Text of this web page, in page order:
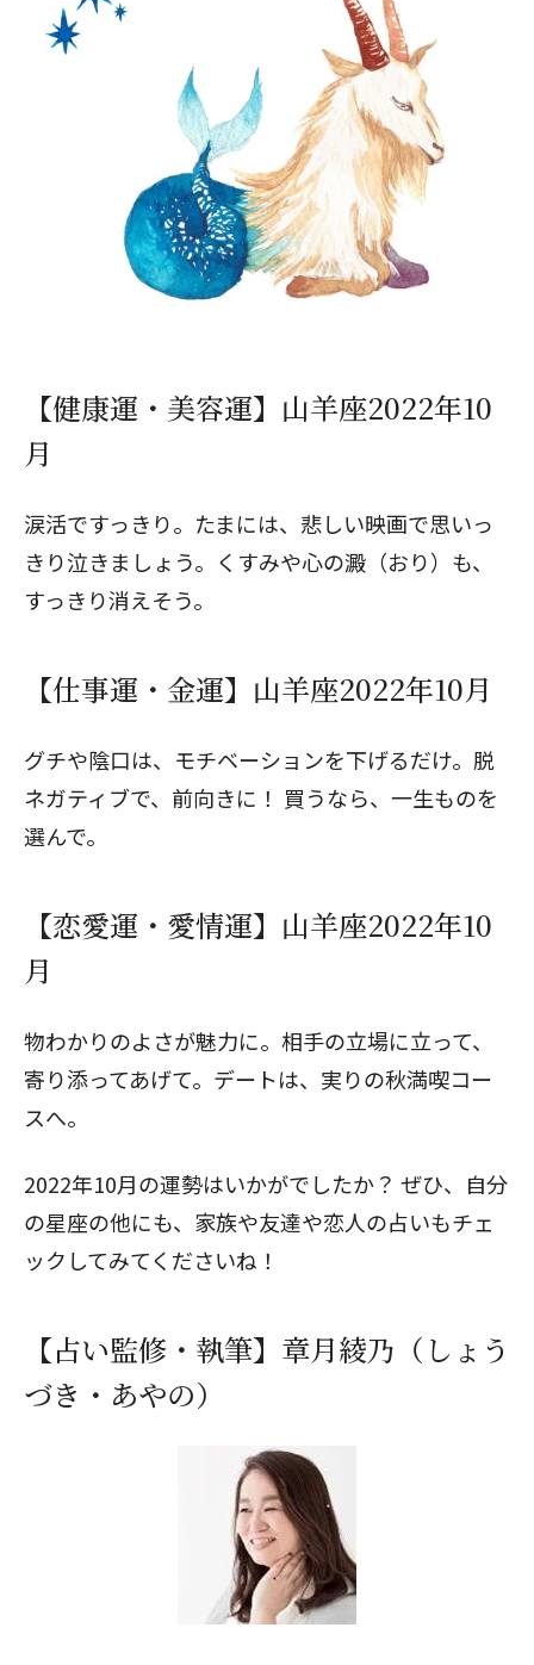
【健康運・美容運】山羊座2022年10
月
涙活ですっきり。たまには、悲しい映画で思いっ
きり泣きましょう。くすみや心の澱（おり）も、
すっきり消えそう。
【仕事運・金運】山羊座2022年10月
グチや陰口は、モチベーションを下げるだけ。脱
ネガティブで、前向きに！ 買うなら、一生ものを
選んで。
【恋愛運・愛情運】山羊座2022年10
月
物わかりのよさが魅力に。相手の立場に立って、
寄り添ってあげて。デートは、実りの秋満喫コー
スへ。
2022年10月の運勢はいかがでしたか？ ぜひ、自分
の星座の他にも、家族や友達や恋人の占いもチェ
ックしてみてくださいね！
【占い監修・執筆】章月綾乃（しょう
づき・あやの）